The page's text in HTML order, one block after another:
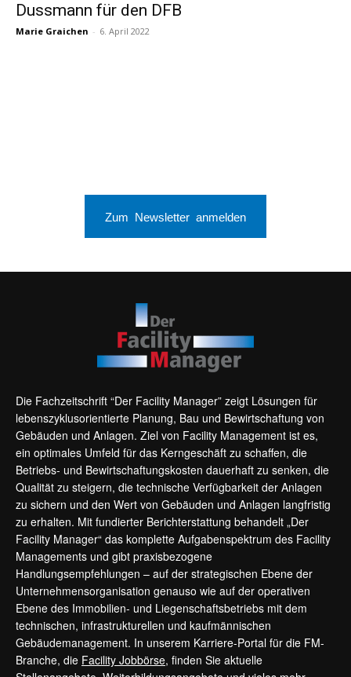
Dussmann für den DFB
Marie Graichen - 6. April 2022
Zum Newsletter anmelden
Die Fachzeitschrift “Der Facility Manager” zeigt Lösungen für
lebenszyklusorientierte Planung, Bau und Bewirtschaftung von
Gebäuden und Anlagen. Ziel von Facility Management ist es,
ein optimales Umfeld für das Kerngeschäft zu schaffen, die
Betriebs- und Bewirtschaftungskosten dauerhaft zu senken, die
Qualität zu steigern, die technische Verfügbarkeit der Anlagen
zu sichern und den Wert von Gebäuden und Anlagen langfristig
zu erhalten. Mit fundierter Berichterstattung behandelt „Der
Facility Manager“ das komplette Aufgabenspektrum des Facility
Managements und gibt praxisbezogene
Handlungsempfehlungen – auf der strategischen Ebene der
Unternehmensorganisation genauso wie auf der operativen
Ebene des Immobilien- und Liegenschaftsbetriebs mit dem
technischen, infrastrukturellen und kaufmännischen
Gebäudemanagement. In unserem Karriere-Portal für die FM-
Branche, die Facility Jobbörse, finden Sie aktuelle